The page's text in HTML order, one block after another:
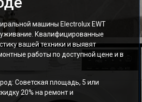
машины Electrolux EWT
Квалифицированные
вашей техники и выявят
работы по доступной цене и в
Советская площадь, 5 или
20% на ремонт и